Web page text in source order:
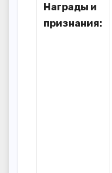
Награды и
признания: